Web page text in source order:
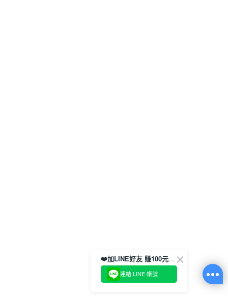
❤️加LINE好友 賺100元券！
連結 LINE 帳號